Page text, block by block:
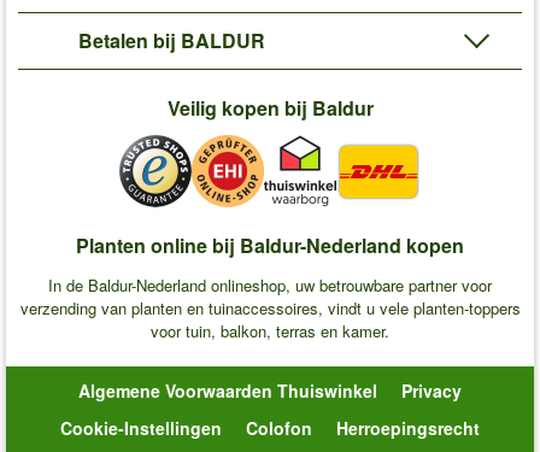
Betalen bij BALDUR
Veilig kopen bij Baldur
Planten online bij Baldur-Nederland kopen
In de Baldur-Nederland onlineshop, uw betrouwbare partner voor
verzending van planten en tuinaccessoires, vindt u vele planten-toppers
voor tuin, balkon, terras en kamer.
Algemene Voorwaarden Thuiswinkel
Privacy
Cookie-Instellingen
Colofon Herroepingsrecht